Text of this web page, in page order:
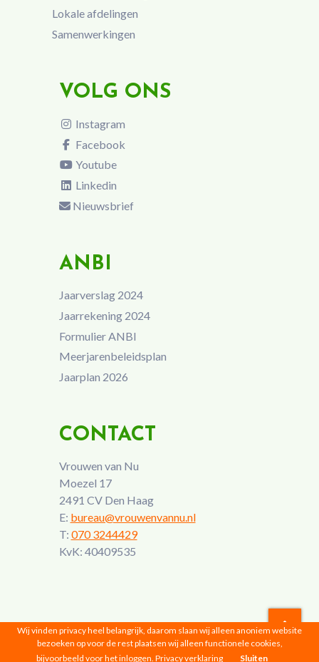
Lokale afdelingen
Samenwerkingen
VOLG ONS
Instagram
Facebook
Youtube
Linkedin
Nieuwsbrief
ANBI
Jaarverslag 2024
Jaarrekening 2024
Formulier ANBI
Meerjarenbeleidsplan
Jaarplan 2026
CONTACT
Vrouwen van Nu
Moezel 17
2491 CV Den Haag
E: bureau@vrouwenvannu.nl
T: 070 3244429
KvK: 40409535
Vrouwen van Nu © 2026 |Privacyverklaring
Wij vinden privacy heel belangrijk, daarom slaan wij alleen anoniem website
bezoeken op voor de rest plaatsen wij alleen functionele cookies,
bijvoorbeeld voor het inloggen. Privacy verklaring Sluiten